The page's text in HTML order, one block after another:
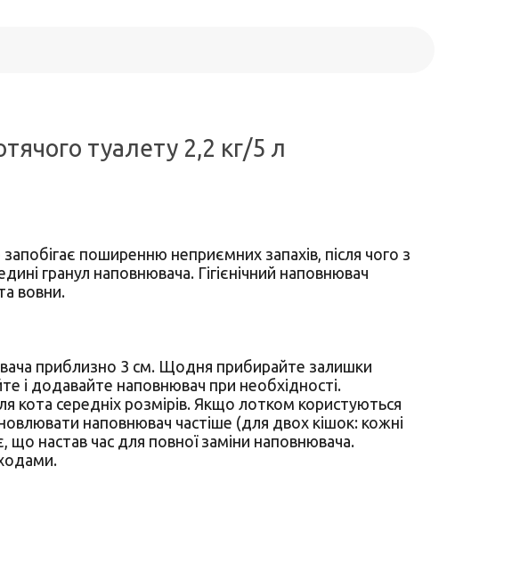
туалету 2,2 кг/5 л
поширенню неприємних запахів, після чого з
гранул наповнювача. Гігієнічний наповнювач
вовни.
приблизно 3 см. Щодня прибирайте залишки
і додавайте наповнювач при необхідності.
кота середніх розмірів. Якщо лотком користуються
наповнювач частіше (для двох кішок: кожні
що настав час для повної заміни наповнювача.